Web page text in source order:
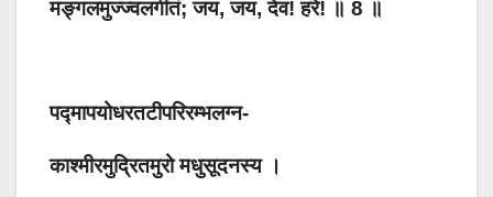
मङ्गलमुज्ज्वलगीतं; जय, जय, देव! हरे! ॥ 8 ॥
पद्मापयोधरतटीपरिरम्भलग्न-
काश्मीरमुद्रितमुरो मधुसूदनस्य ।